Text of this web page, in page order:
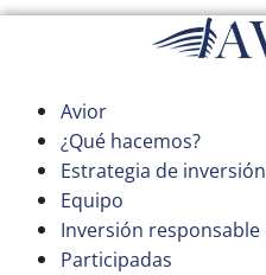
Saltar
Avior
¿Qué hacemos?
Estrategia de inversión
Equipo
Inversión responsable
Participadas